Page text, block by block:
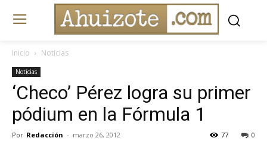
Inicio Noticias
Noticias
‘Checo’ Pérez logra su primer
pódium en la Fórmula 1
Por Redacción - marzo 26, 2012 0
77